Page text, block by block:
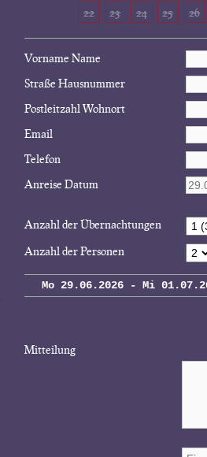
22
23
24
25
26
Vorname Name
Straße Hausnummer
Postleitzahl Wohnort
Email
Telefon
Anreise Datum
Anzahl der Übernachtungen
Anzahl der Personen
Mo 29.06.2026 - Mi
Mitteilung